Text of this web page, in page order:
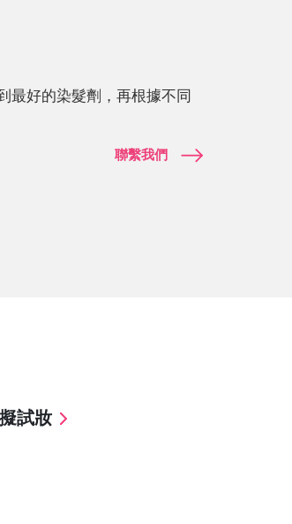
最好的染髮劑，再根據不同
聯繫我們
試妝